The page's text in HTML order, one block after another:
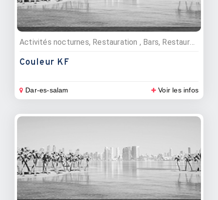
Activités nocturnes, Restauration , Bars, Restaurants
Couleur KF
Dar-es-salam Voir les infos